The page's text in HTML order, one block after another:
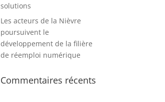
solutions
Les acteurs de la Nièvre
poursuivent le
développement de la filière
de réemploi numérique
Commentaires récents